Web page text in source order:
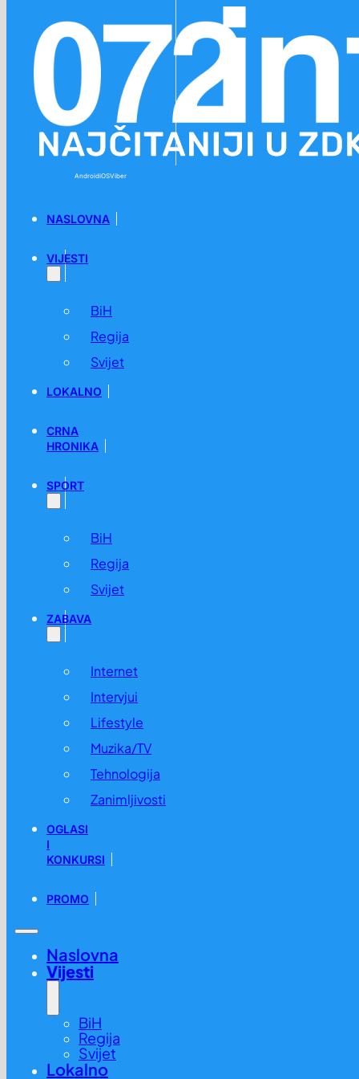
AndroidiOSViber
NASLOVNA
VIJESTI
BiH
Regija
Svijet
LOKALNO
CRNA
HRONIKA
SPORT
BiH
Regija
Svijet
ZABAVA
Internet
Intervjui
Lifestyle
Muzika/TV
Tehnologija
Zanimljivosti
OGLASI
I
KONKURSI
PROMO
Naslovna
Vijesti
BiH
Regija
Svijet
Lokalno